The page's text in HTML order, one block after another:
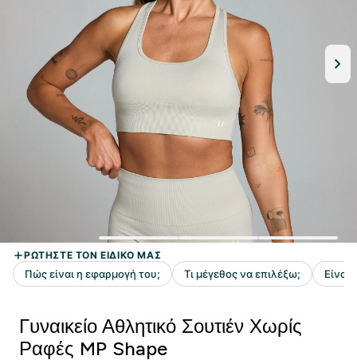
Γυναικείο Αθλητικό Σουτιέν Χωρίς
Ραφές MP Shape